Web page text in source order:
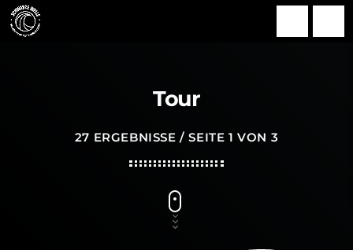
Tour
27 ERGEBNISSE / SEITE 1 VON 3